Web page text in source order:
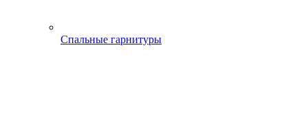
Спальные гарнитуры